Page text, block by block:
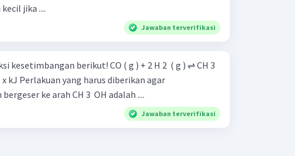
jika ....
Jawaban terverifikasi
berikut! CO ( g ) + 2 H 2 ​ ( g ) ⇌ CH 3
agar
ke arah CH 3 ​ OH adalah ....
Jawaban terverifikasi